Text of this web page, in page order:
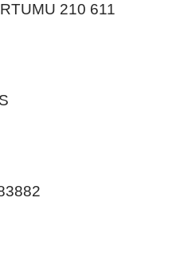
210 611